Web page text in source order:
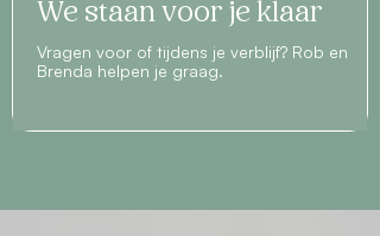
We staan voor je klaar
Vragen voor of tijdens je verblijf? Rob en
Brenda helpen je graag.